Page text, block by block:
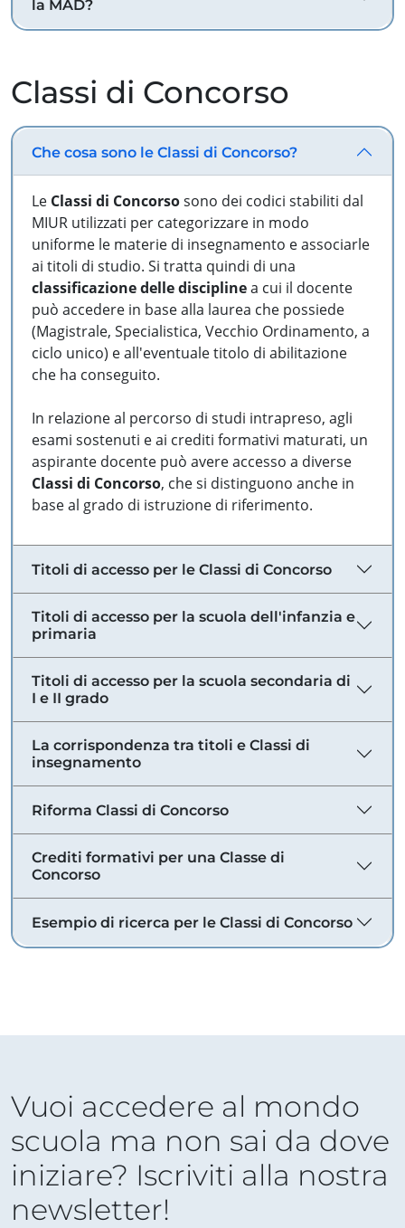
la MAD?
Classi di Concorso
Che cosa sono le Classi di Concorso?
Le Classi di Concorsosono dei codici stabiliti dal
MIUR utilizzati per categorizzare in modo
uniforme le materie di insegnamento e associarle
ai titoli di studio. Si tratta quindi di una
classificazione delle disciplinea cui il docente
può accedere in base alla laurea che possiede
(Magistrale, Specialistica, Vecchio Ordinamento, a
ciclo unico) e all'eventuale titolo di abilitazione
che ha conseguito.
In relazione al percorso di studi intrapreso, agli
esami sostenuti e ai crediti formativi maturati, un
aspirante docente può avere accesso a diverse
Classi di Concorso, che si distinguono anche in
base al grado di istruzione di riferimento.
Titoli di accesso per le Classi di Concorso
Titoli di accesso per la scuola dell'infanzia e
primaria
Titoli di accesso per la scuola secondaria di
I e II grado
La corrispondenza tra titoli e Classi di
insegnamento
Riforma Classi di Concorso
Crediti formativi per una Classe di
Concorso
Esempio di ricerca per le Classi di Concorso
Vuoi accedere al mondo
scuola ma non sai da dove
iniziare? Iscriviti alla nostra
newsletter!